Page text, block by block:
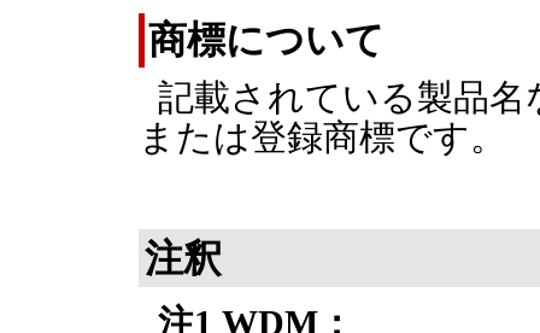
商標について
記載されている製品
または登録商標です。
注釈
注1 WDM：